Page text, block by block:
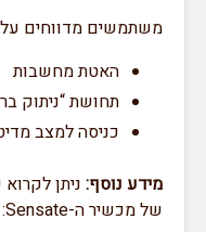
משתמשים מדווחים
האטת מחשבות
תחושת “ניתוק
כניסה למצב
מידע נוסף: ניתן
של מכשיר ה-Sensate: